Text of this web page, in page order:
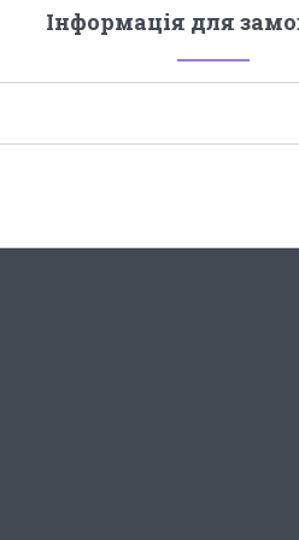
Інформація для